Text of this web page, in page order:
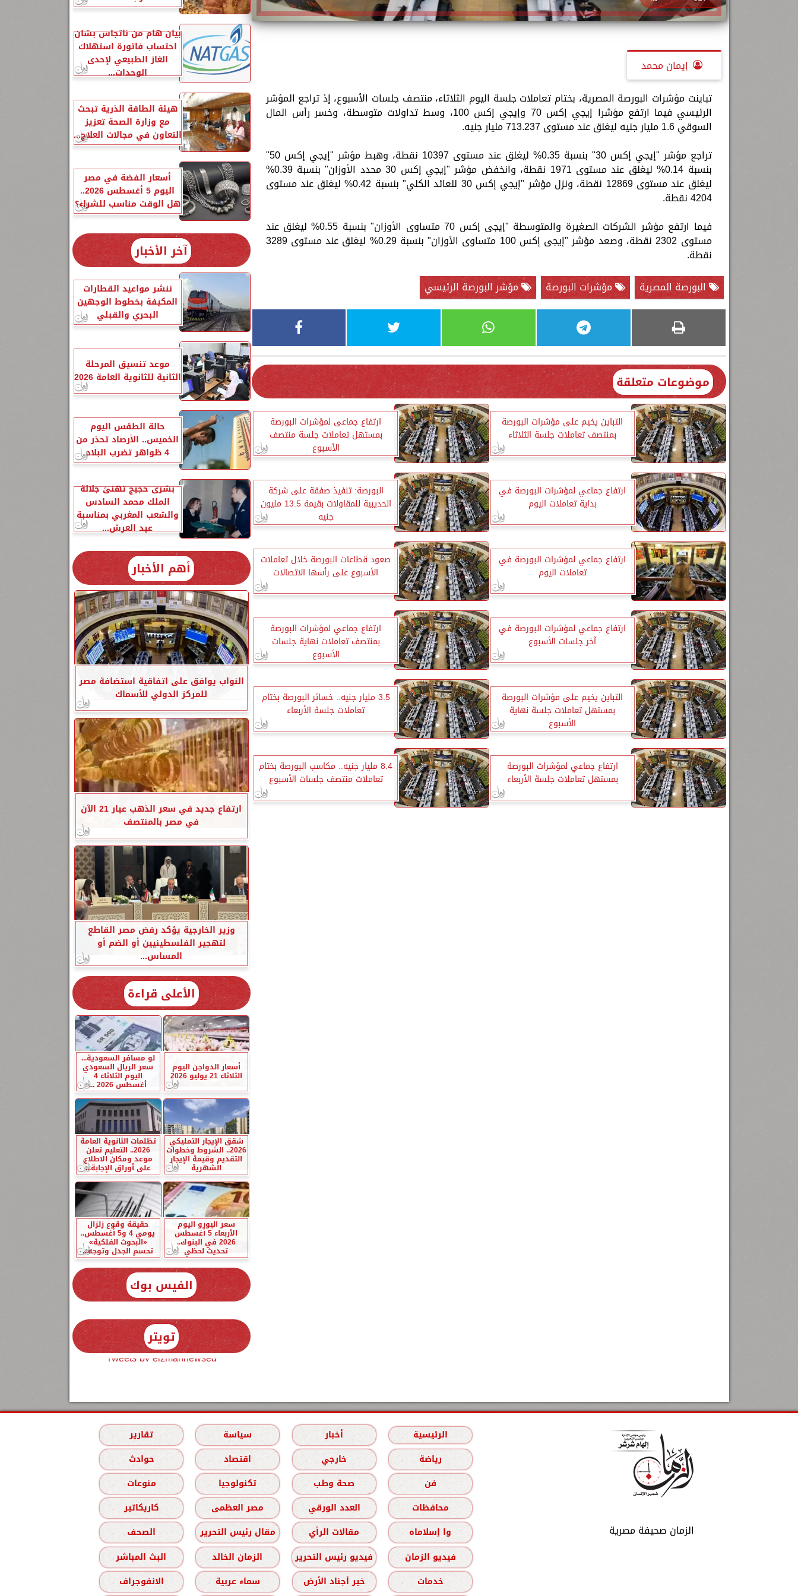
إيمان محمد
تباينت مؤشرات البورصة المصرية، بختام تعاملات جلسة اليوم الثلاثاء، منتصف جلسات الأسبوع، إذ تراجع المؤشر
الرئيسي فيما ارتفع مؤشرا إيجي إكس 70 وإيجي إكس 100، وسط تداولات متوسطة، وخسر رأس المال
السوقي 1.6 مليار جنيه ليغلق عند مستوى 713.237 مليار جنيه.
تراجع مؤشر "إيجي إكس 30" بنسبة 0.35% ليغلق عند مستوى 10397 نقطة، وهبط مؤشر "إيجي إكس 50"
بنسبة 0.14% ليغلق عند مستوى 1971 نقطة، وانخفض مؤشر "إيجي إكس 30 محدد الأوزان" بنسبة 0.39%
ليغلق عند مستوى 12869 نقطة، ونزل مؤشر "إيجي إكس 30 للعائد الكلي" بنسبة 0.42% ليغلق عند مستوى
4204 نقطة.
فيما ارتفع مؤشر الشركات الصغيرة والمتوسطة "إيجى إكس 70 متساوى الأوزان" بنسبة 0.55% ليغلق عند
مستوى 2302 نقطة، وصعد مؤشر "إيجى إكس 100 متساوى الأوزان" بنسبة 0.29% ليغلق عند مستوى 3289
نقطة.
البورصة المصرية
مؤشرات البورصة مؤشر البورصة الرئيسي
موضوعات متعلقة
التباين يخيم على مؤشرات البورصة
بمنتصف تعاملات جلسة الثلاثاء
ارتفاع جماعى لمؤشرات البورصة
بمستهل تعاملات جلسة منتصف
الأسبوع
ارتفاع جماعي لمؤشرات البورصة في
بداية تعاملات اليوم
البورصة: تنفيذ صفقة على شركة
الحديبية للمقاولات بقيمة 13.5 مليون
جنيه
ارتفاع جماعي لمؤشرات البورصة في
تعاملات اليوم
صعود قطاعات البورصة خلال تعاملات
الأسبوع على رأسها الاتصالات
ارتفاع جماعي لمؤشرات البورصة في
آخر جلسات الأسبوع
ارتفاع جماعي لمؤشرات البورصة
بمنتصف تعاملات نهاية جلسات
الأسبوع
التباين يخيم على مؤشرات البورصة
بمستهل تعاملات جلسة نهاية
الأسبوع
3.5 مليار جنيه.. خسائر البورصة بختام
تعاملات جلسة الأربعاء
ارتفاع جماعي لمؤشرات البورصة
بمستهل تعاملات جلسة الأربعاء
8.4 مليار جنيه.. مكاسب البورصة بختام
تعاملات منتصف جلسات الأسبوع
بيان هام من ناتجاس بشأن
احتساب فاتورة استهلاك
الغاز الطبيعي لإحدى
الوحدات...
هيئة الطاقة الذرية تبحث
مع وزارة الصحة تعزيز
التعاون في مجالات العلاج...
أسعار الفضة في مصر
اليوم 5 أغسطس 2026..
هل الوقت مناسب للشراء؟
آخر الأخبار
ننشر مواعيد القطارات
المكيفة بخطوط الوجهين
البحري والقبلي
موعد تنسيق المرحلة
الثانية للثانوية العامة 2026
حالة الطقس اليوم
الخميس.. الأرصاد تحذر من
4 ظواهر تضرب البلاد
بشرى حجيج تهنئ جلالة
الملك محمد السادس
والشعب المغربي بمناسبة
عيد العرش...
أهم الأخبار
النواب يوافق على اتفاقية استضافة مصر
للمركز الدولي للأسماك
ارتفاع جديد في سعر الذهب عيار 21 الآن
في مصر بالمنتصف
وزير الخارجية يؤكد رفض مصر القاطع
لتهجير الفلسطينيين أو الضم أو
المساس...
الأعلى قراءة
أسعار الدواجن اليوم
الثلاثاء 21 يوليو 2026
لو مسافر السعودية...
سعر الريال السعودي
اليوم الثلاثاء 4
أغسطس 2026 ...
شقق الإيجار التمليكي
2026.. الشروط وخطوات
التقديم وقيمة الإيجار
الشهرية
تظلمات الثانوية العامة
2026.. التعليم تعلن
موعد ومكان الاطلاع
على أوراق الإجابة...
سعر اليورو اليوم
الأربعاء 5 أغسطس
2026 في البنوك..
تحديث لحظي
حقيقة وقوع زلزال
يومي 4 و5 أغسطس..
«البحوث الفلكية»
تحسم الجدل وتوجه...
الفيس بوك
تويتر
Tweets by elzmannewseg
الزمان صحيفة مصرية
الرئيسية أخبار سياسة
تقارير
رياضة
خارجي اقتصاد
حوادث
فن
صحة وطب تكنولوجيا
منوعات
محافظات
العدد الورقي مصر العظمى
كاريكاتير
وا إسلاماه
مقالات الرأي مقال رئيس التحرير
الصحف
فيديو الزمان
فيديو رئيس التحرير الزمان الخالد
البث المباشر
خدمات
خير أجناد الأرض سماء عربية الانفوجراف